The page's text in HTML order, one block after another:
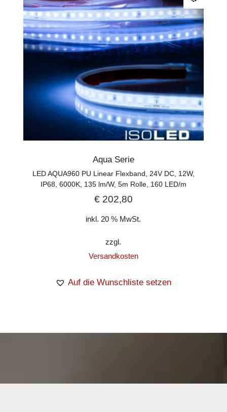
Aqua Serie
LED AQUA960 PU Linear Flexband, 24V DC, 12W,
IP68, 6000K, 135 lm/W, 5m Rolle, 160 LED/m
€202,80
inkl. 20 % MwSt.
zzgl.
Versandkosten
Auf die Wunschliste setzen